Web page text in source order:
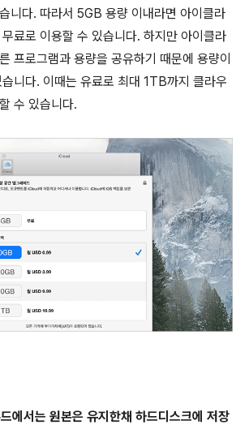
니다. 따라서 5GB 용량 이내라면 아이클라
료로 이용할 수 있습니다. 하지만 아이클라
프로그램과 용량을 공유하기 때문에 용량이
니다. 이때는 유료로 최대 1TB까지 클라우
수 있습니다.
에서는 원본은 유지한채 하드디스크에 저장